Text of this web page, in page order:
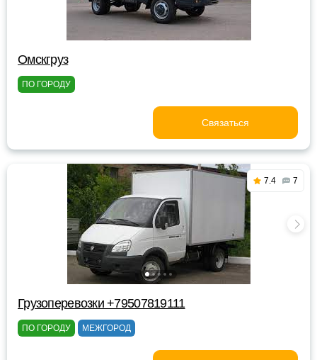
Омскгруз
ПО ГОРОДУ
Связаться
7.4 7
Грузоперевозки +79507819111
ПО ГОРОДУ МЕЖГОРОД